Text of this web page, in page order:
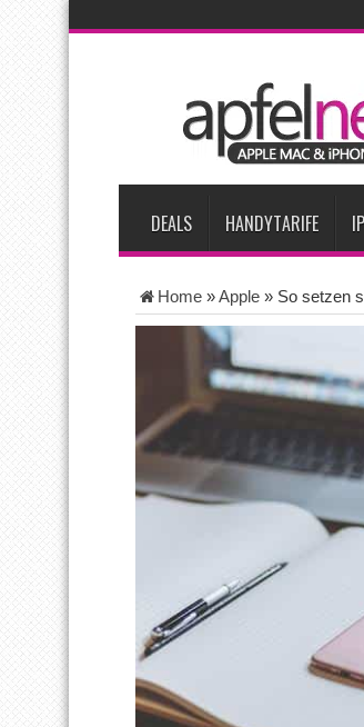
Apple beherrscht 65 Prozent des
iPhone 18 Pro zum Marktstart
iPhone Ultra lässt Verkauf faltbarer
iPhone 18 Pro: Diese 3 großen
DEALS HANDYTARIFE
Home »Apple » So setzen